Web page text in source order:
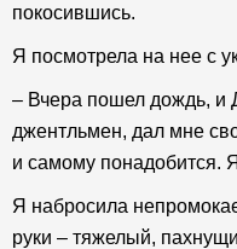
покосившись.
Я посмотрела на нее с
– Вчера пошел дождь, и
джентльмен, дал мне
и самому понадобится.
Я набросила
руки – тяжелый,